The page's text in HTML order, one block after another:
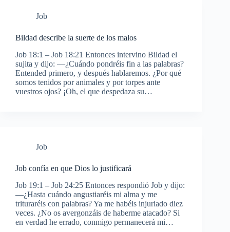
Job
Bildad describe la suerte de los malos
Job 18:1 – Job 18:21 Entonces intervino Bildad el
sujita y dijo: —¿Cuándo pondréis fin a las palabras?
Entended primero, y después hablaremos. ¿Por qué
somos tenidos por animales y por torpes ante
vuestros ojos? ¡Oh, el que despedaza su…
Job
Job confía en que Dios lo justificará
Job 19:1 – Job 24:25 Entonces respondió Job y dijo:
—¿Hasta cuándo angustiaréis mi alma y me
trituraréis con palabras? Ya me habéis injuriado diez
veces. ¿No os avergonzáis de haberme atacado? Si
en verdad he errado, conmigo permanecerá mi…